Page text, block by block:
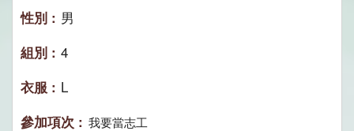
男
4
L
我要當志工